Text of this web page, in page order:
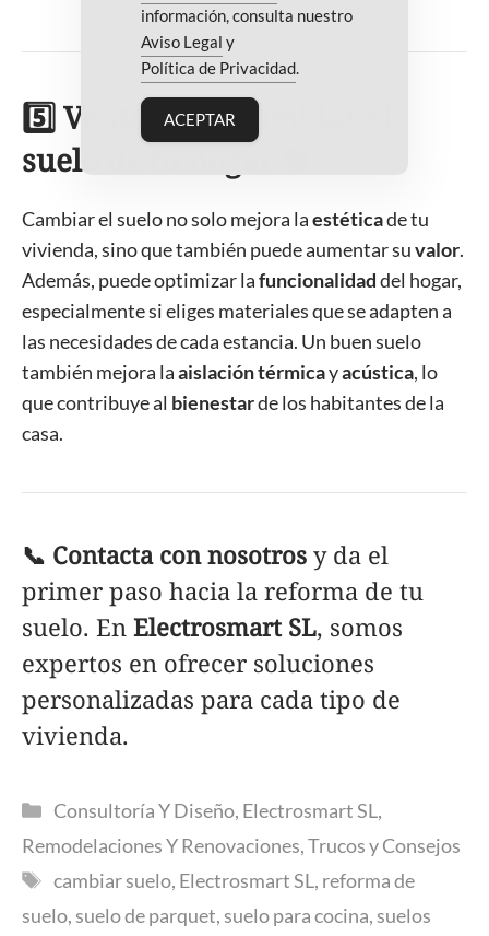
5️⃣ Ventajas de cambiar el
suelo de tu hogar 🔄
Cambiar el suelo no solo mejora laestéticade tu
vivienda, sino que también puede aumentar suvalor.
Además, puede optimizar lafuncionalidaddel hogar,
especialmente si eliges materiales que se adapten a
las necesidades de cada estancia. Un buen suelo
también mejora laaislación térmicayacústica, lo
que contribuye al bienestarde los habitantes de la
casa.
📞 Contacta con nosotros y da el
primer paso hacia la reforma de tu
suelo. En Electrosmart SL, somos
expertos en ofrecer soluciones
personalizadas para cada tipo de
vivienda.
Categorías
Consultoría Y Diseño, Electrosmart SL,
Remodelaciones Y Renovaciones,Trucos y Consejos
Etiquetas
cambiar suelo, Electrosmart SL, reforma de
suelo, suelo de parquet, suelo para cocina, suelos
información, consulta nuestro
Aviso Legal y
Política de Privacidad
ACEPTAR